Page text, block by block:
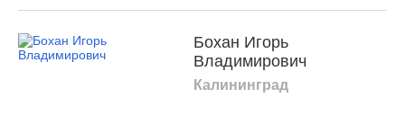
Бохан Игорь
Владимирович
Калининград